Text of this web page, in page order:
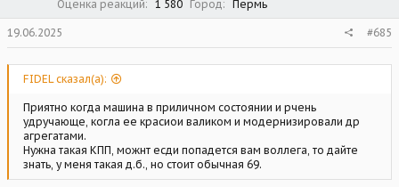
Оценка реакций
1 580 Город Пермь
19.06.2025 #685
FIDEL сказал(а):
Приятно когда машина в приличном состоянии и рчень
удручающе, когла ее красиои валиком и модернизировали др
агрегатами.
Нужна такая КПП, можнт есди попадется вам воллега, то дайте
знать, у меня такая д.б., но стоит обычная 69.